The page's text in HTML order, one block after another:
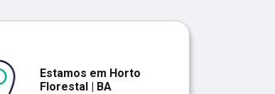
Estamos em Horto
Florestal | BA